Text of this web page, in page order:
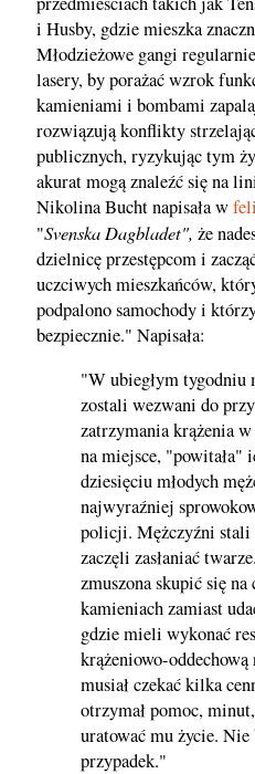
i Husby, gdzie mieszka
Młodzieżowe gangi
lasery, by porażać wzrok
kamieniami i bombami
rozwiązują konflikty
publicznych, ryzykując tym
akurat mogą znaleźć się na
Nikolina Bucht napisała w
"Svenska Dagbladet", że
dzielnicę przestępcom i
uczciwych mieszkańców,
podpalono samochody i
bezpiecznie." Napisała:
"W ubiegłym tygodniu
zostali wezwani do
zatrzymania krążenia
na miejsce, "powitała"
dziesięciu młodych
najwyraźniej
policji. Mężczyźni stali
zaczęli zasłaniać
zmuszona skupić się
kamieniach zamiast
gdzie mieli wykonać
krążeniowo-
musiał czekać kilka
otrzymał pomoc,
uratować mu życie.
przypadek."